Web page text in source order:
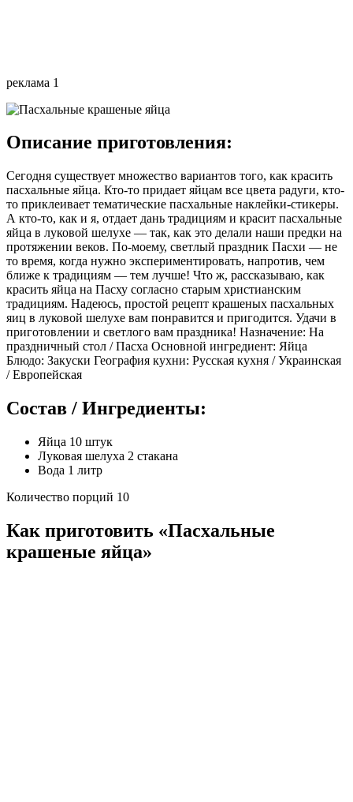
реклама 1
Описание приготовления:
Сегодня существует множество вариантов того, как красить
пасхальные яйца. Кто-то придает яйцам все цвета радуги, кто-
то приклеивает тематические пасхальные наклейки-стикеры.
А кто-то, как и я, отдает дань традициям и красит пасхальные
яйца в луковой шелухе — так, как это делали наши предки на
протяжении веков. По-моему, светлый праздник Пасхи — не
то время, когда нужно экспериментировать, напротив, чем
ближе к традициям — тем лучше! Что ж, рассказываю, как
красить яйца на Пасху согласно старым христианским
традициям. Надеюсь, простой рецепт крашеных пасхальных
яиц в луковой шелухе вам понравится и пригодится. Удачи в
приготовлении и светлого вам праздника! Назначение: На
праздничный стол / Пасха Основной ингредиент: Яйца
Блюдо: Закуски География кухни: Русская кухня / Украинская
/ Европейская
Состав / Ингредиенты:
Яйца 10 штук
Луковая шелуха 2 стакана
Вода 1 литр
Количество порций 10
Как приготовить «Пасхальные
крашеные яйца»